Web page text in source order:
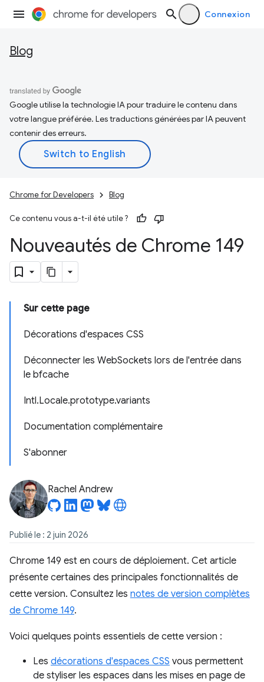
Connexion
Blog
Google utilise la technologie IA pour traduire le contenu dans
votre langue préférée. Les traductions générées par IA peuvent
contenir des erreurs.
Chrome for Developers Blog
Ce contenu vous a-t-il été utile ?
Nouveautés de Chrome 149
Sur cette page
Décorations d'espaces CSS
Déconnecter les WebSockets lors de l'entrée dans
le bfcache
Intl.Locale.prototype.variants
Documentation complémentaire
S'abonner
Rachel Andrew
Publié le : 2 juin 2026
Chrome 149 est en cours de déploiement. Cet article
présente certaines des principales fonctionnalités de
cette version. Consultez les notes de version complètes
de Chrome 149.
Voici quelques points essentiels de cette version :
Les décorations d'espaces CSS vous permettent
de styliser les espaces dans les mises en page de